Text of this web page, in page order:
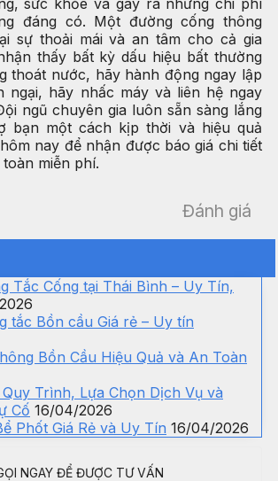
sức khỏe và gây ra những chi phí
đáng có. Một đường cống thông
sự thoải mái và an tâm cho cả gia
thấy bất kỳ dấu hiệu bất thường
thoát nước, hãy hành động ngay lập
ngại, hãy nhấc máy và liên hệ ngay
ngũ chuyên gia luôn sẵn sàng lắng
bạn một cách kịp thời và hiệu quả
nay để nhận được báo giá chi tiết
miễn phí.
Đánh giá
Tắc Cống tại Thái Bình – Uy Tín,
tắc Bồn cầu Giá rẻ – Uy tín
Bồn Cầu Hiệu Quả và An Toàn
Trình, Lựa Chọn Dịch Vụ và
Cố 16/04/2026
Phốt Giá Rẻ và Uy Tín 16/04/2026
NGAY ĐỂ ĐƯỢC TƯ VẤN